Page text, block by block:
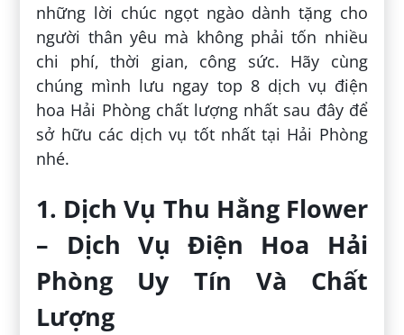
những lời chúc ngọt ngào dành tặng cho
người thân yêu mà không phải tốn nhiều
chi phí, thời gian, công sức. Hãy cùng
chúng mình lưu ngay top 8 dịch vụ điện
hoa Hải Phòng chất lượng nhất sau đây để
sở hữu các dịch vụ tốt nhất tại Hải Phòng
nhé.
1. Dịch Vụ Thu Hằng Flower
– Dịch Vụ Điện Hoa Hải
Phòng Uy Tín Và Chất
Lượng